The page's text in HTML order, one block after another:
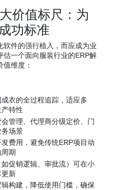
价值标尺：为
功标准
软件的强行植入，而应成为业
一个面向服装行业的ERP解
维度：
成衣的全过程追踪，适应多
特性
会管理、代理商分级定价、门
务场景
发费用，避免传统ERP项目动
期
如促销逻辑、审批流）可在小
更新
构建，降低使用门槛，确保